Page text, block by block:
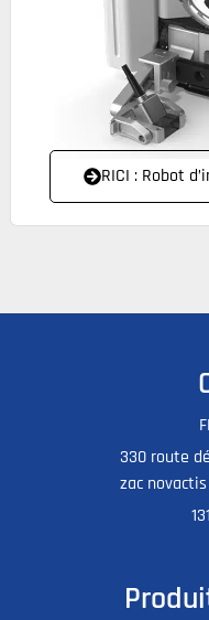
RICI : Robot
330 route
zac